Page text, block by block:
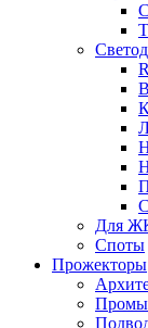
Для
Споты
Прожекторы